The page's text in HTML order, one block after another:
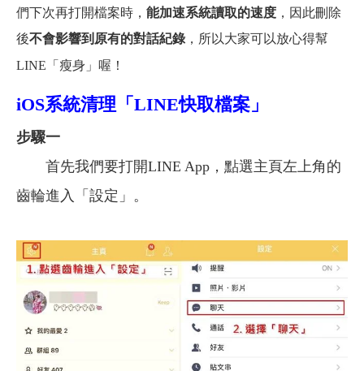
們下次再打開檔案時， 能加速系統讀取的速度 ，因此刪除
後不會影響到原有的對話紀錄，所以大家可以放心得幫
LINE 「瘦身」 喔！
iOS系統清理「LINE快取檔案」
步驟一
首先我們要打開LINE App，點選主頁左上角的
齒輪進入「設定」。